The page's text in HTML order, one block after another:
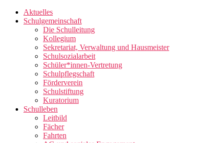
Aktuelles
Schulgemeinschaft
Die Schulleitung
Kollegium
Sekretariat, Verwaltung und Hausmeister
Schulsozialarbeit
Schüler*innen-Vertretung
Schulpflegschaft
Förderverein
Schulstiftung
Kuratorium
Schulleben
Leitbild
Fächer
Fahrten